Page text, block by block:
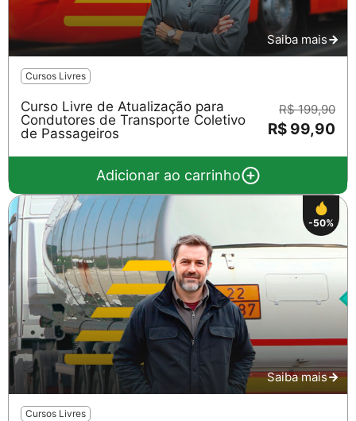
Saiba mais
Cursos Livres
Curso Livre de Atualização para
Condutores de Transporte Coletivo
de Passageiros
R$ 199,90
R$ 99,90
Adicionar ao carrinho
-50%
Saiba mais
Cursos Livres